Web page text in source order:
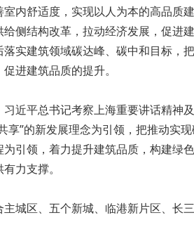
内舒适度，实现以人为本的高品质
侧结构改革，拉动经济发展，促进建
实建筑领域碳达峰、碳中和目标，
进建筑品质的提升。
近平总书记考察上海重要讲话精神
享”的新发展理念为引领，把推动实
引领，着力提升建筑品质，构建
力支撑。
城区、五个新城、临港新片区、